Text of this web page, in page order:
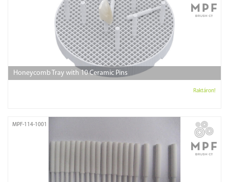
Honeycomb Tray with 10 Ceramic Pins
Raktáron!
MPF-114-1001